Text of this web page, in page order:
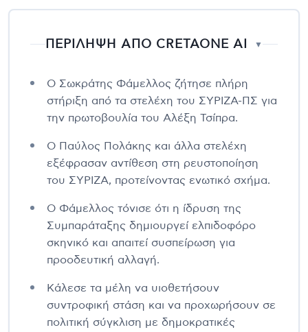
ΠΕΡΙΛΗΨΗ ΑΠΟ CRETAONE AI ▼
Ο Σωκράτης Φάμελλος ζήτησε πλήρη
στήριξη από τα στελέχη του ΣΥΡΙΖΑ-ΠΣ για
την πρωτοβουλία του Αλέξη Τσίπρα.
Ο Παύλος Πολάκης και άλλα στελέχη
εξέφρασαν αντίθεση στη ρευστοποίηση
του ΣΥΡΙΖΑ, προτείνοντας ενωτικό σχήμα.
Ο Φάμελλος τόνισε ότι η ίδρυση της
Συμπαράταξης δημιουργεί ελπιδοφόρο
σκηνικό και απαιτεί συσπείρωση για
προοδευτική αλλαγή.
Κάλεσε τα μέλη να υιοθετήσουν
συντροφική στάση και να προχωρήσουν σε
πολιτική σύγκλιση με δημοκρατικές